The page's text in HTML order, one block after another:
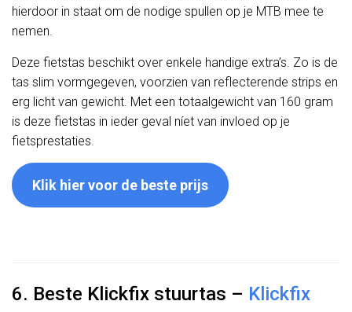
hierdoor in staat om de nodige spullen op je MTB mee te
nemen.
Deze fietstas beschikt over enkele handige extra’s. Zo is de
tas slim vormgegeven, voorzien van reflecterende strips en
erg licht van gewicht. Met een totaalgewicht van 160 gram
is deze fietstas in ieder geval níet van invloed op je
fietsprestaties.
Klik hier voor de beste prijs
6. Beste Klickfix stuurtas – Klickfix